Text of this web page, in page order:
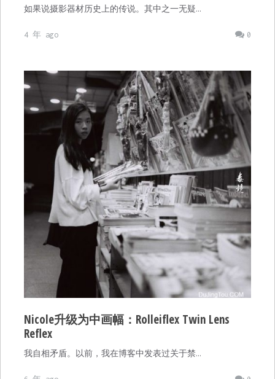
如果说摄影器材历史上的传说。其中之一无疑…
0
4 年 ago
Nicole升级为中画幅：Rolleiflex Twin Lens
Reflex
我自相矛盾。以前，我在博客中发表过关于禁…